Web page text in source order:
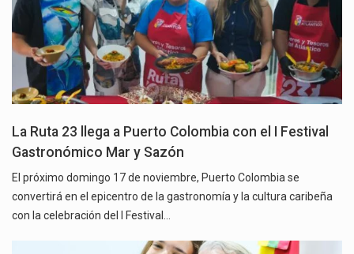
La Ruta 23 llega a Puerto Colombia con el I Festival
Gastronómico Mar y Sazón
El próximo domingo 17 de noviembre, Puerto Colombia se
convertirá en el epicentro de la gastronomía y la cultura caribeña
con la celebración del I Festival…